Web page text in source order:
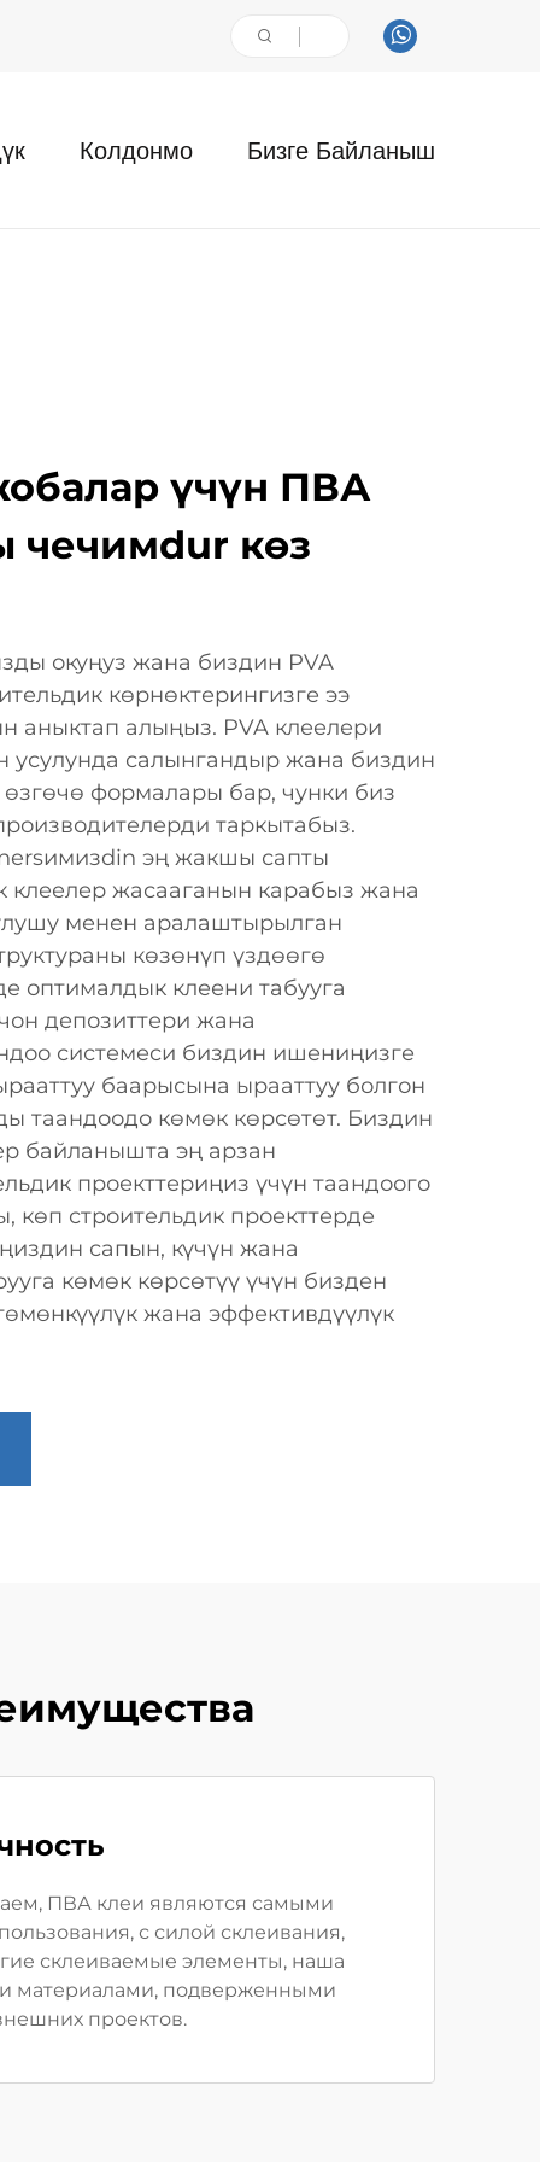
Колдонмо Бизге Байланыш
үчүн ПВА
көз
окуңуз жана биздин PVA
көрнөктерингизге ээ
аныктап алыңыз. PVA клеелери
усулунда салынгандыр жана биздин
формалары бар, чунки биз
таркытабыз.
эң жакшы сапты
клеелер жасааганын карабыз жана
менен аралаштырылган
көзөнүп үздөөгө
оптималдык клеени табууга
депозиттери жана
системеси биздин ишениңизге
баарысына ырааттуу болгон
таандоодо көмөк көрсөтөт. Биздин
байланышта эң арзан
проекттериңиз үчүн таандоого
строительдик проекттерде
сапын, күчүн жана
көмөк көрсөтүү үчүн бизден
жана эффективдүүлүк
ПВА клеи являются самыми
с силой склеивания,
склеиваемые элементы, наша
материалами, подверженными
проектов.